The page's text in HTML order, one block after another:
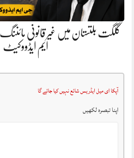
گلگت بلتستان میں غیر قانونی
ایم ایڈووکیٹ
آپکا ای میل ایڈریس شائع نہیں کیا جائے گا
اپنا تبصرہ لکھیں